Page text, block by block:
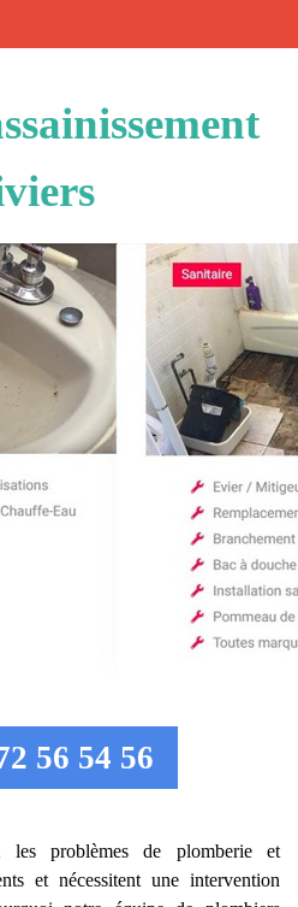
56 54 56
les problèmes de plomberie et
et nécessitent une intervention